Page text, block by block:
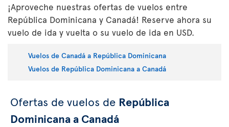
¡Aproveche nuestras ofertas de vuelos entre
República Dominicana y Canadá! Reserve ahora su
vuelo de ida y vuelta o su vuelo de ida en USD.
Vuelos de Canadá a República Dominicana
Vuelos de República Dominicana a Canadá
Ofertas de vuelos de República
Dominicana a Canadá